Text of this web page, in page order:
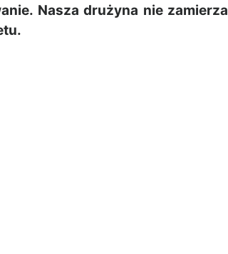
Nasza drużyna nie zamierza